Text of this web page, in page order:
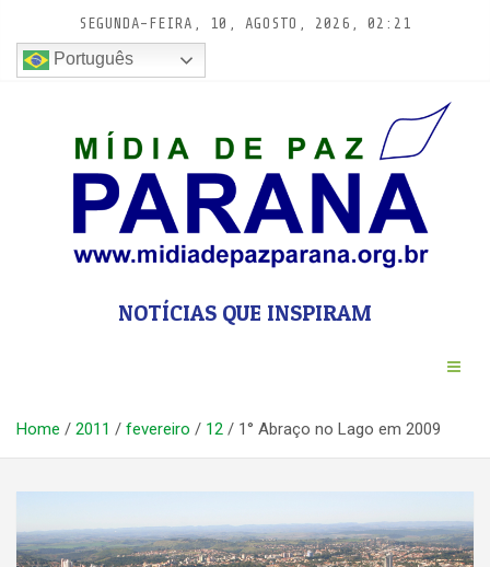
conteúdo
SEGUNDA-FEIRA, 10, AGOSTO, 2026, 02:21
Português
NOTÍCIAS QUE INSPIRAM
Home 2011 fevereiro 12 1° Abraço no Lago em 2009